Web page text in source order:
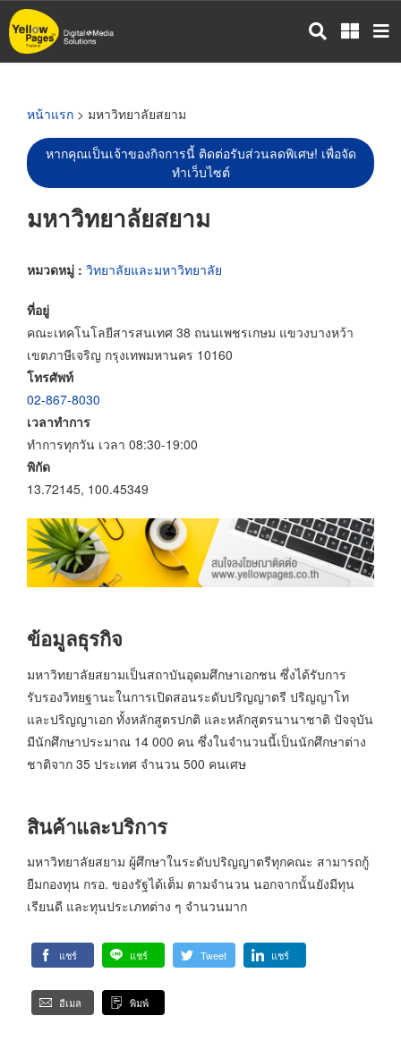
ข้าม
ไป
หน้าแรก > มหาวิทยาลัยสยาม
หากคุณเป็นเจ้าของกิจการนี้ ติดต่อรับส่วนลดพิเศษ! เพื่อจัด
ทำเว็บไซต์
มหาวิทยาลัยสยาม
หมวดหมู่ : วิทยาลัยและมหาวิทยาลัย
ที่อยู่
คณะเทคโนโลยีสารสนเทศ 38 ถนนเพชรเกษม แขวงบางหว้า
เขตภาษีเจริญ กรุงเทพมหานคร 10160
โทรศัพท์
02-867-8030
เวลาทำการ
ทำการทุกวัน เวลา 08:30-19:00
พิกัด
13.72145, 100.45349
ข้อมูลธุรกิจ
มหาวิทยาลัยสยามเป็นสถาบันอุดมศึกษาเอกชน ซึ่งได้รับการ
รับรองวิทยฐานะในการเปิดสอนระดับปริญญาตรี ปริญญาโท
และปริญญาเอก ทั้งหลักสูตรปกติ และหลักสูตรนานาชาติ ปัจจุบัน
มีนักศึกษาประมาณ 14 000 คน ซึ่งในจำนวนนี้เป็นนักศึกษาต่าง
ชาติจาก 35 ประเทศ จำนวน 500 คนเศษ
สินค้าและบริการ
มหาวิทยาลัยสยาม ผู้ศึกษาในระดับปริญญาตรีทุกคณะ สามารถกู้
ยืมกองทุน กรอ. ของรัฐได้เต็ม ตามจำนวน นอกจากนั้นยังมีทุน
เรียนดี และทุนประเภทต่าง ๆ จำนวนมาก
แชร์ แชร์ Tweet แชร์
อีเมล พิมพ์